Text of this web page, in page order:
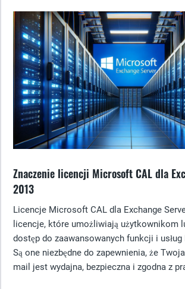
Znaczenie licencji Microsoft CAL dla
2013
Licencje Microsoft CAL dla Exchange
licencje, które umożliwiają użytkownikom
dostęp do zaawansowanych funkcji i usług
Są one niezbędne do zapewnienia, że
mail jest wydajna, bezpieczna i zgodna z